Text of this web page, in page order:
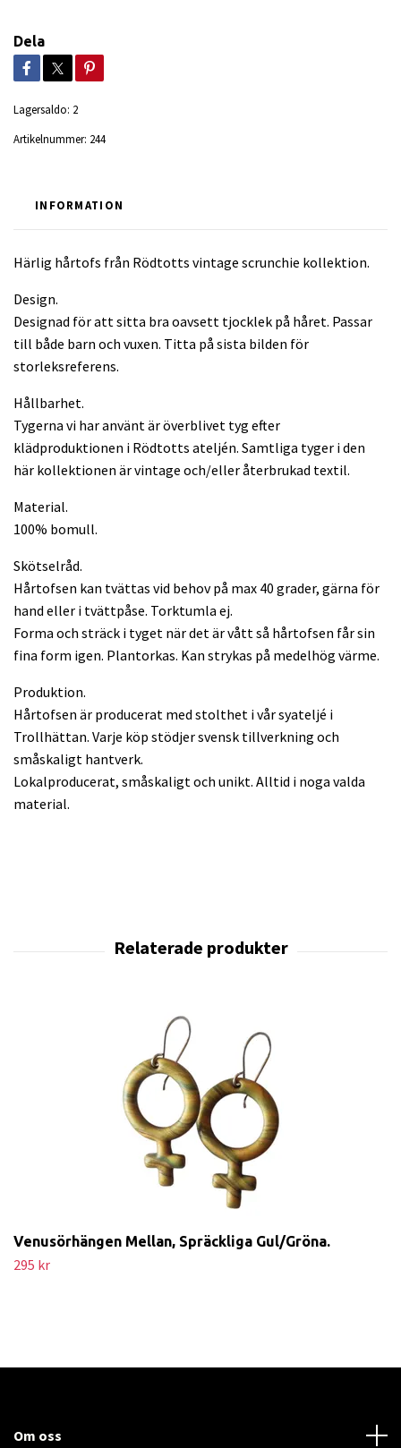
Dela
Lagersaldo: 2
Artikelnummer: 244
INFORMATION
Härlig hårtofs från Rödtotts vintage scrunchie kollektion.
Design.
Designad för att sitta bra oavsett tjocklek på håret. Passar
till både barn och vuxen. Titta på sista bilden för
storleksreferens.
Hållbarhet.
Tygerna vi har använt är överblivet tyg efter
klädproduktionen i Rödtotts ateljén. Samtliga tyger i den
här kollektionen är vintage och/eller återbrukad textil.
Material.
100% bomull.
Skötselråd.
Hårtofsen kan tvättas vid behov på max 40 grader, gärna för
hand eller i tvättpåse. Torktumla ej.
Forma och sträck i tyget när det är vått så hårtofsen får sin
fina form igen. Plantorkas. Kan strykas på medelhög värme.
Produktion.
Hårtofsen är producerat med stolthet i vår syateljé i
Trollhättan. Varje köp stödjer svensk tillverkning och
småskaligt hantverk.
Lokalproducerat, småskaligt och unikt. Alltid i noga valda
material.
Venusörhängen Mellan, Spräckliga Gul/Gröna.
295 kr
Om oss